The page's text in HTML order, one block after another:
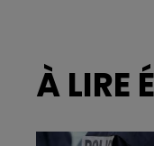
À LIRE